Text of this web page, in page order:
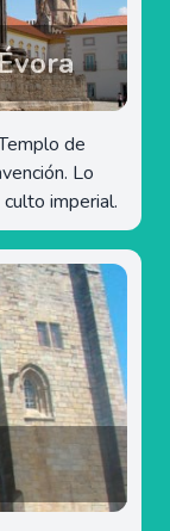
de
Lo
imperial.